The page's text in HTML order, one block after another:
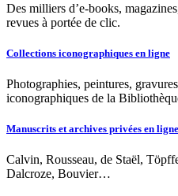
Des milliers d’e-books,
revues à portée de clic.
Collections iconographiques en ligne
Photographies, peintures,
iconographiques de la
Manuscrits et archives privées en ligne
Calvin, Rousseau, de Staël,
Dalcroze, Bouvier…